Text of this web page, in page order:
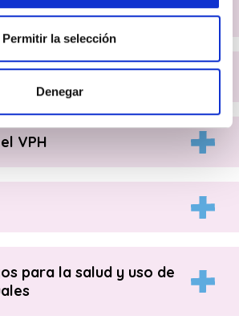
Permitir la selección
Denegar
las ITS
VIH
VPH
para la salud y uso de